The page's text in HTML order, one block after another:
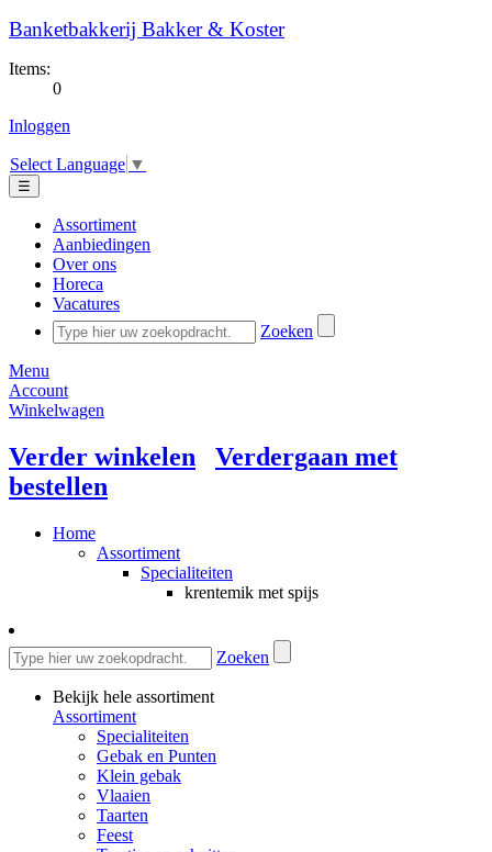
Banketbakkerij Bakker & Koster
Items:
0
Inloggen
Select Language ▼
☰
Assortiment
Aanbiedingen
Over ons
Horeca
Vacatures
Zoeken
Menu
Account
Winkelwagen
Verder winkelen
Verdergaan met
bestellen
Home
Assortiment
Specialiteiten
krentemik met spijs
Zoeken
Bekijk hele assortiment
Assortiment
Specialiteiten
Gebak en Punten
Klein gebak
Vlaaien
Taarten
Feest